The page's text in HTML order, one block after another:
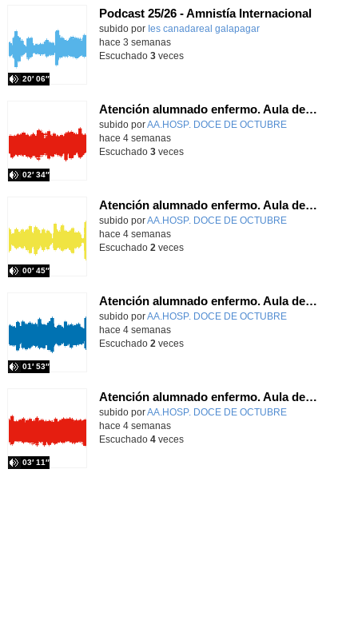
Podcast 25/26 - Amnistía Internacional
subido por Ies canadareal galapagar
20′ 06″
-
hace 3 semanas
Escuchado 3veces
Atención alumnado enfermo. Aula dentro del hospital. Sara Martín Fernández.
Contenido educativo.
subido porAA.HOSP. DOCE DE OCTUBRE
02′ 34″
-
hace 4 semanas
Escuchado 3veces
Atención alumnado enfermo. Aula dentro del hospital. Rosa María Poza Hervás
Contenido educativo.
subido porAA.HOSP. DOCE DE OCTUBRE
00′ 45″
-
hace 4 semanas
Escuchado 2 veces
Atención alumnado enfermo. Aula dentro del hospital. Laura Gómez-Pardo Gayete
Contenido educativo.
subido porAA.HOSP. DOCE DE OCTUBRE
01′ 53″
-
hace 4 semanas
Escuchado 2 veces
Atención alumnado enfermo. Aula dentro del hospital. Agustín Parrilla Carrobles
Contenido educativo.
subido porAA.HOSP. DOCE DE OCTUBRE
03′ 11″
-
hace 4 semanas
Escuchado 4veces